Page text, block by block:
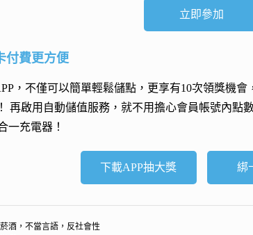
立即參加
付費更方便
，不僅可以簡單輕鬆儲點，更享有10次領獎機會
再啟用自動儲值服務 ，就不用擔心會員帳號內點
一充電器 ！
下載APP抽大獎 綁
酒，不當言語，反社會性